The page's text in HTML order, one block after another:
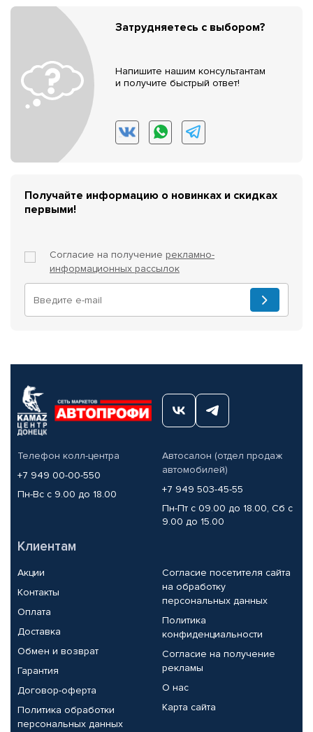
Затрудняетесь с выбором?
Напишите нашим консультантам
и получите быстрый ответ!
Получайте информацию о новинках и скидках
первыми!
Согласие на получение рекламно-
информационных рассылок
Телефон колл-центра
+7 949 00-00-550
Пн-Вс с 9.00 до 18.00
Автосалон (отдел продаж
автомобилей)
+7 949 503-45-55
Пн-Пт с 09.00 до 18.00, Сб с
9.00 до 15.00
Клиентам
Акции
Контакты
Оплата
Доставка
Обмен и возврат
Гарантия
Договор-оферта
Политика обработки
персональных данных
Согласие посетителя сайта
на обработку
персональных данных
Политика
конфиденциальности
Согласие на получение
рекламы
О нас
Карта сайта